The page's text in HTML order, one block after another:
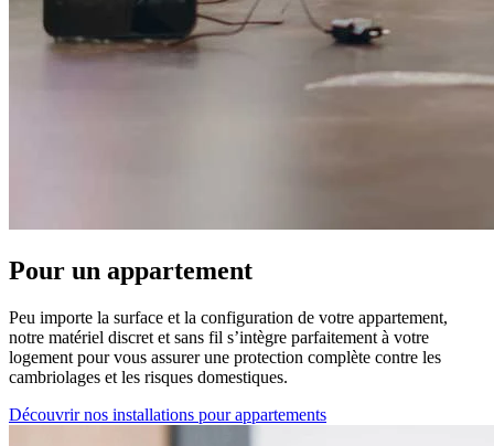
Pour un appartement
Peu importe la surface et la configuration de votre appartement,
notre matériel discret et sans fil s’intègre parfaitement à votre
logement pour vous assurer une protection complète contre les
cambriolages et les risques domestiques.
Découvrir nos installations pour appartements